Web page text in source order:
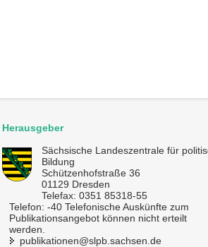
Herausgeber
Sächsische Landeszentrale für
Bildung
Schützenhofstraße 36
01129 Dresden
Telefax: 0351 85318-55
Telefon: -40 Telefonische Auskünfte zum
Publikationsangebot können nicht erteilt
werden.
publikationen@slpb.sachsen.de